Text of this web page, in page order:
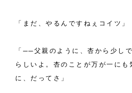
「まだ、やるんですねぇコイツ」
「──父親のように、杏から少し
らしいよ。杏のことが万が一にも
に、だってさ」